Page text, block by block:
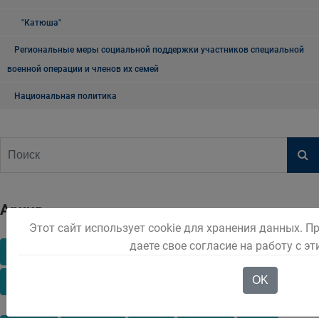
"Катюша"
Региональные меры социальной поддержки участников специальной
военной операции и членов их семей
Национальная политика
Архив
2019 2020 2021
Этот сайт использует cookie для хранения данных.
даете свое согласие на работу с
OK